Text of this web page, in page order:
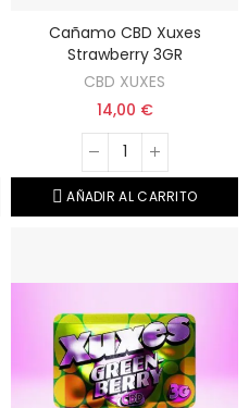
Cañamo CBD Xuxes
Strawberry 3GR
CBD XUXES
14,00 €
AÑADIR AL CARRITO